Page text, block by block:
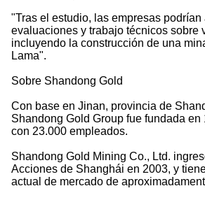
"Tras el estudio, las empresas
evaluaciones y trabajo técnicos sobre
incluyendo la construcción de una
Lama".
Sobre Shandong Gold
Con base en Jinan, provincia de
Shandong Gold Group fue fundada en
con 23.000 empleados.
Shandong Gold Mining Co., Ltd.
Acciones de Shanghái en 2003, y
actual de mercado de